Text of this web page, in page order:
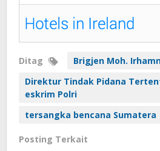
Ditag
Brigjen Moh.
Direktur Tindak Pidana
eskrim Polri
tersangka bencana Sumatera
Posting Terkait